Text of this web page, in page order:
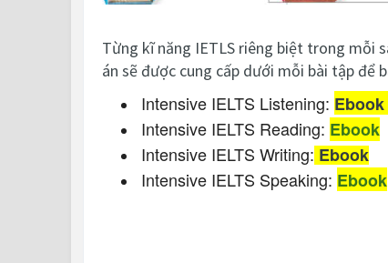
Từng kĩ năng IETLS riêng biệt trong mỗi
án sẽ được cung cấp dưới mỗi bài tập để
Intensive IELTS Listening:
Intensive IELTS Reading: Ebook
Intensive IELTS Writing: Ebook
Intensive IELTS Speaking: Ebook